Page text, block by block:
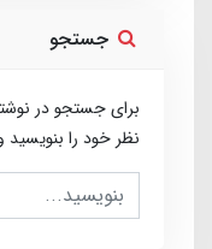
جستجو
برای جستجو در
نظر خود را